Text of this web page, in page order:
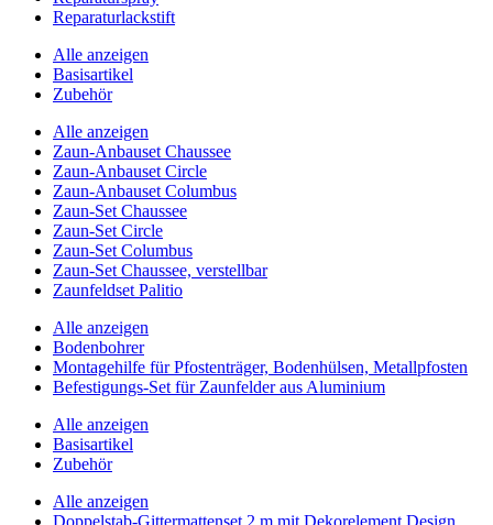
Reparaturlackstift
Alle anzeigen
Basisartikel
Zubehör
Alle anzeigen
Zaun-Anbauset Chaussee
Zaun-Anbauset Circle
Zaun-Anbauset Columbus
Zaun-Set Chaussee
Zaun-Set Circle
Zaun-Set Columbus
Zaun-Set Chaussee, verstellbar
Zaunfeldset Palitio
Alle anzeigen
Bodenbohrer
Montagehilfe für Pfostenträger, Bodenhülsen, Metallpfosten
Befestigungs-Set für Zaunfelder aus Aluminium
Alle anzeigen
Basisartikel
Zubehör
Alle anzeigen
Doppelstab-Gittermattenset 2 m mit Dekorelement Design